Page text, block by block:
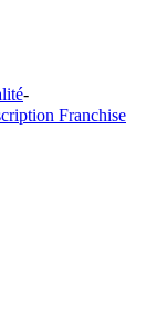
-
Franchise